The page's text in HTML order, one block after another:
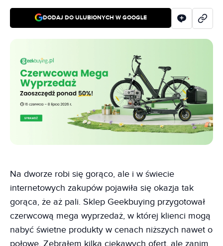
DODAJ DO ULUBIONYCH W GOOGLE
Na dworze robi się gorąco, ale i w świecie
internetowych zakupów pojawiła się okazja tak
gorąca, że aż pali. Sklep Geekbuying przygotował
czerwcową mega wyprzedaż, w której klienci mogą
nabyć świetne produkty w cenach niższych nawet o
połowę. Zebrałem kilka ciekawych ofert, ale zanim